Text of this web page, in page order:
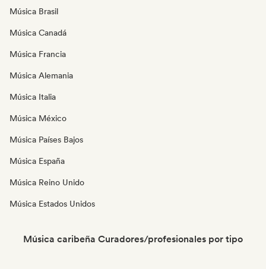
Música Brasil
Música Canadá
Música Francia
Música Alemania
Música Italia
Música México
Música Países Bajos
Música España
Música Reino Unido
Música Estados Unidos
Música caribeña Curadores/profesionales por tipo